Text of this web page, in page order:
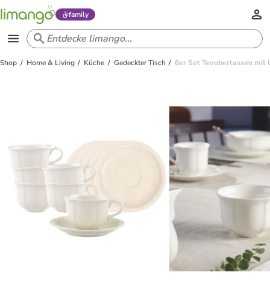
family
Shop Home & Living Küche Gedeckter Tisch 6er Set Teeobertassen